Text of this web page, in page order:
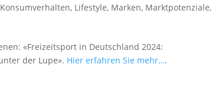
Konsumverhalten, Lifestyle, Marken, Marktpotenziale,
«Freizeitsport in Deutschland 2024:
der Lupe». Hier erfahren Sie mehr….